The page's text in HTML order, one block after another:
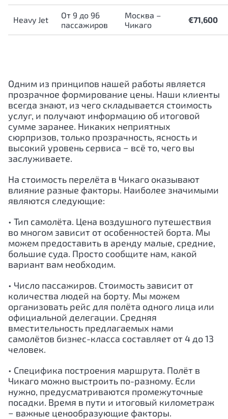
Heavy Jet
От 9 до 96
пассажиров
Москва –
Чикаго
€71,600
Одним из принципов нашей работы является
прозрачное формирование цены. Наши клиенты
всегда знают, из чего складывается стоимость
услуг, и получают информацию об итоговой
сумме заранее. Никаких неприятных
сюрпризов, только прозрачность, ясность и
высокий уровень сервиса − всё то, чего вы
заслуживаете.
На стоимость перелёта в Чикаго оказывают
влияние разные факторы. Наиболее значимыми
являются следующие:
• Тип самолёта. Цена воздушного путешествия
во многом зависит от особенностей борта. Мы
можем предоставить в аренду малые, средние,
большие суда. Просто сообщите нам, какой
вариант вам необходим.
• Число пассажиров. Стоимость зависит от
количества людей на борту. Мы можем
организовать рейс для полёта одного лица или
официальной делегации. Средняя
вместительность предлагаемых нами
самолётов бизнес-класса составляет от 4 до 13
человек.
• Специфика построения маршрута. Полёт в
Чикаго можно выстроить по-разному. Если
нужно, предусматриваются промежуточные
посадки. Время в пути и итоговый километраж
− важные ценообразующие факторы.